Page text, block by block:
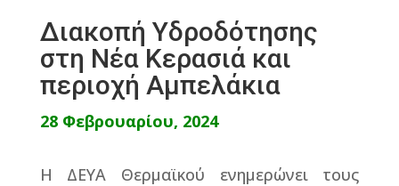
Διακοπή Υδροδότησης
στη Νέα Κερασιά και
περιοχή Αμπελάκια
28 Φεβρουαρίου, 2024
Η ΔΕΥΑ Θερμαϊκού ενημερώνει τους